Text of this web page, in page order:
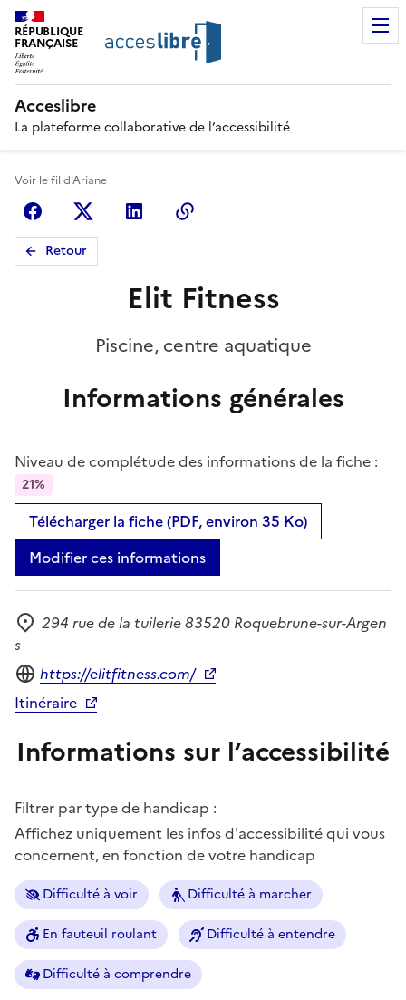
RÉPUBLIQUE
FRANÇAISE
Acceslibre
La plateforme collaborative de l’accessibilité
Voir le fil d'Ariane
FacebookX (anciennement Twitter)
Linkedin
Retour
Elit Fitness
Piscine, centre aquatique
Informations générales
Niveau de complétude des informations de la fiche :
21%
Télécharger la fiche (PDF, environ 35 Ko)
Modifier ces informations
Adresse
294 rue de la tuilerie 83520 Roquebrune-sur-Argen
s
Site internet
https://elitfitness.com/
Itinéraire
Informations sur l’accessibilité
Filtrer par type de handicap :
Affichez uniquement les infos d'accessibilité qui vous
concernent, en fonction de votre handicap
Difficulté à voir Difficulté à marcher
En fauteuil roulant Difficulté à entendre
Difficulté à comprendre